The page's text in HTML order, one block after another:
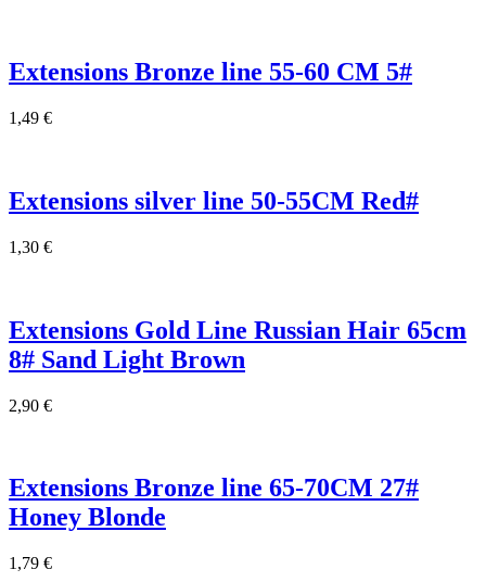
Extensions Bronze line 55-60 CM 5#
1,49 €
Extensions silver line 50-55CM Red#
1,30 €
Extensions Gold Line Russian Hair 65cm
8# Sand Light Brown
2,90 €
Extensions Bronze line 65-70CM 27#
Honey Blonde
1,79 €